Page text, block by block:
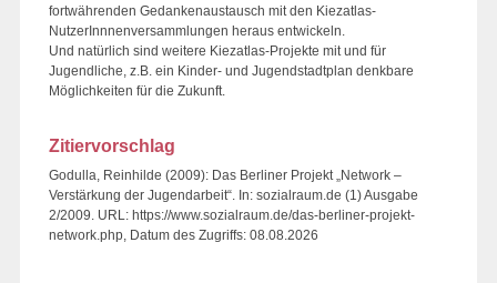
fortwährenden Gedankenaustausch mit den Kiezatlas-
NutzerInnnenversammlungen heraus entwickeln.
Und natürlich sind weitere Kiezatlas-Projekte mit und für
Jugendliche, z.B. ein Kinder- und Jugendstadtplan denkbare
Möglichkeiten für die Zukunft.
Zitiervorschlag
Godulla, Reinhilde (2009): Das Berliner Projekt „Network –
Verstärkung der Jugendarbeit“. In: sozialraum.de (1) Ausgabe
2/2009. URL: https://www.sozialraum.de/das-berliner-projekt-
network.php, Datum des Zugriffs: 08.08.2026